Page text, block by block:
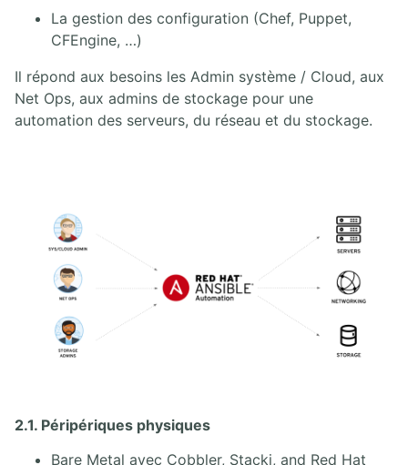
La gestion des configuration (Chef, Puppet,
CFEngine, …)
Il répond aux besoins les Admin système / Cloud, aux
Net Ops, aux admins de stockage pour une
automation des serveurs, du réseau et du stockage.
2.1. Péripériques physiques
Bare Metal avec Cobbler, Stacki, and Red Hat